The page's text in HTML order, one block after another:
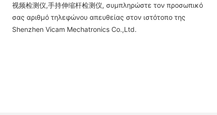
视频检测仪,手持伸缩杆检测仪, συμπληρώστε τον προσωπικό
σας αριθμό τηλεφώνου απευθείας στον ιστότοπο της
Shenzhen Vicam Mechatronics Co.,Ltd.